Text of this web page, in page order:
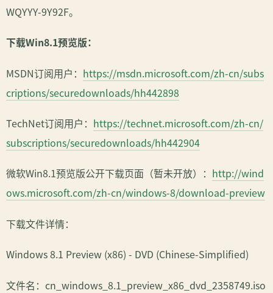
WQYYY-9Y92F。
下载Win8.1预览版：
MSDN订阅用户： https://msdn.microsoft.com/zh-cn/subs
criptions/securedownloads/hh442898
TechNet订阅用户： https://technet.microsoft.com/zh-cn/
subscriptions/securedownloads/hh442904
微软Win8.1预览版公开下载页面（暂未开放）： http://wind
ows.microsoft.com/zh-cn/windows-8/download-preview
下载文件详情：
Windows 8.1 Preview (x86) - DVD (Chinese-Simplified)
文件名：cn_windows_8.1_preview_x86_dvd_2358749.iso